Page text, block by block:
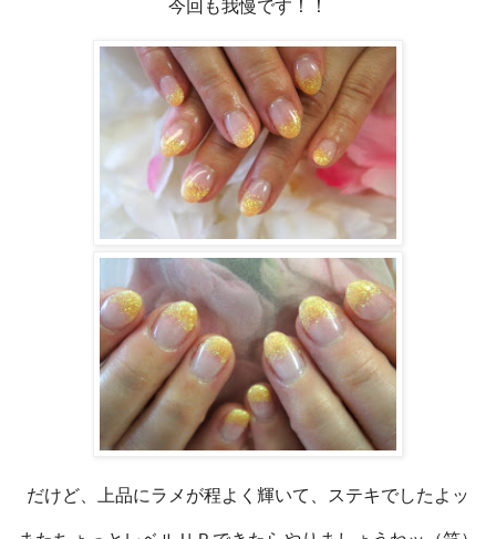
今回も我慢です！！
だけど、上品にラメが程よく輝いて、ステキでしたよッ